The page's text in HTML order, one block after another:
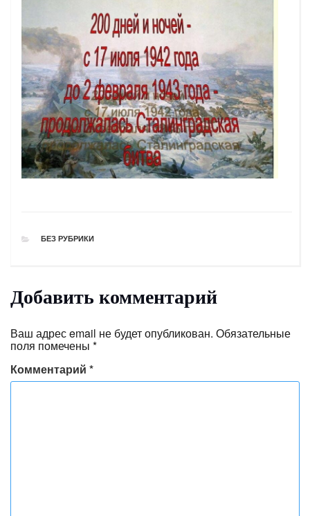
РУБРИКИ
БЕЗ РУБРИКИ
Добавить комментарий
Ваш адрес email не будет опубликован. Обязательные
поля помечены *
Комментарий *